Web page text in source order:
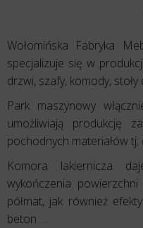
Wołomińska Fabryka
specjalizuje się w
drzwi, szafy, komody,
Park maszynowy
umożliwiają produkcję
pochodnych materiałów tj;
Komora lakiernicza
wykończenia
półmat, jak również
beton …